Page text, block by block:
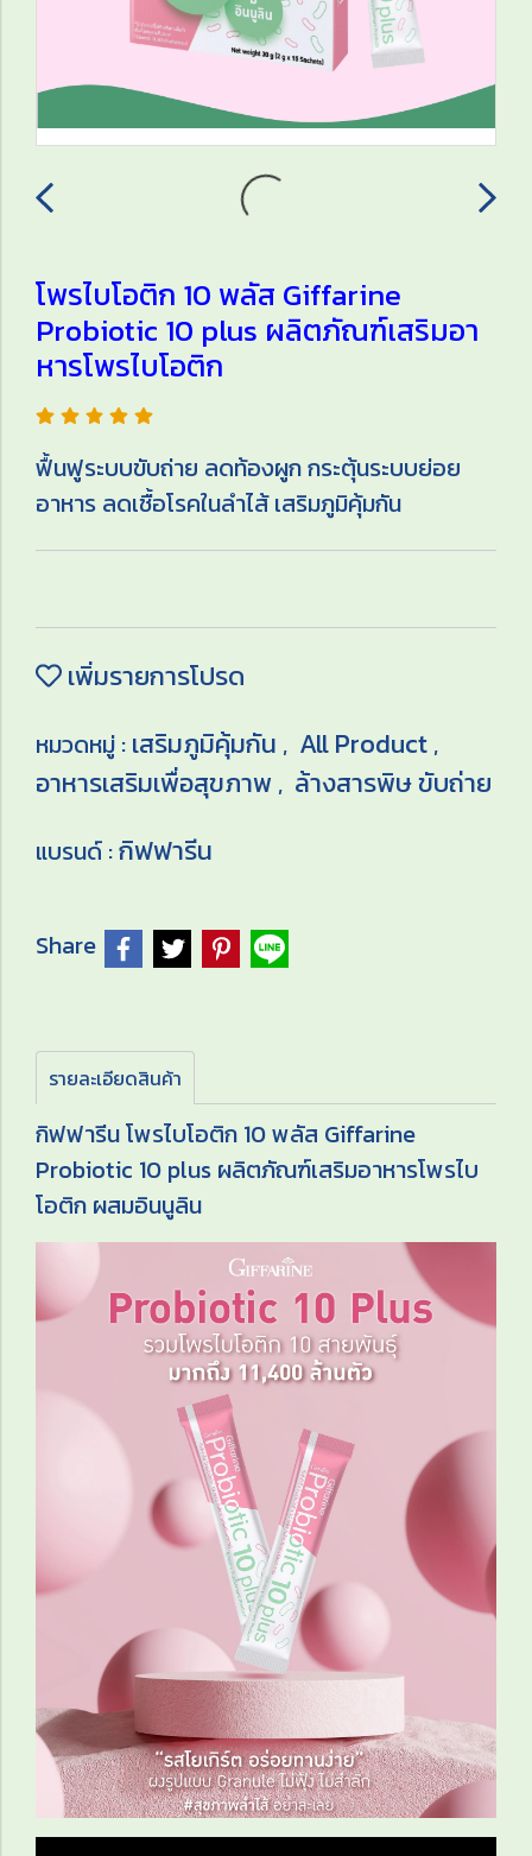
โพรไบโอติก 10 พลัส Giffarine
Probiotic 10 plus ผลิตภัณฑ์เสริมอา
หารโพรไบโอติก
ฟื้นฟูระบบขับถ่าย ลดท้องผูก กระตุ้นระบบย่อย
อาหาร ลดเชื้อโรคในลำไส้ เสริมภูมิคุ้มกัน
เพิ่มรายการโปรด
หมวดหมู่ : เสริมภูมิคุ้มกัน , All Product ,
อาหารเสริมเพื่อสุขภาพ , ล้างสารพิษ ขับถ่าย
แบรนด์ :กิฟฟารีน
Share
รายละเอียดสินค้า
กิฟฟารีน โพรไบโอติก 10 พลัส Giffarine
Probiotic 10 plus ผลิตภัณฑ์เสริมอาหารโพรไบ
โอติก ผสมอินนูลิน